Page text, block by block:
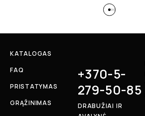
KATALOGAS
FAQ
PRISTATYMAS
GRĄŽINIMAS
+370-5-
279-50-85
DRABUŽIAI IR